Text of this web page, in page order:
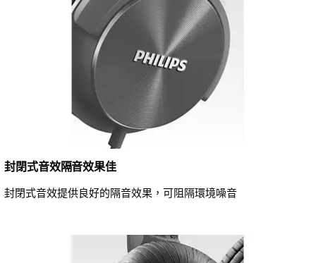
封閉式音效隔音效果佳
封閉式音效提供良好的隔音效果，可阻隔環境噪音